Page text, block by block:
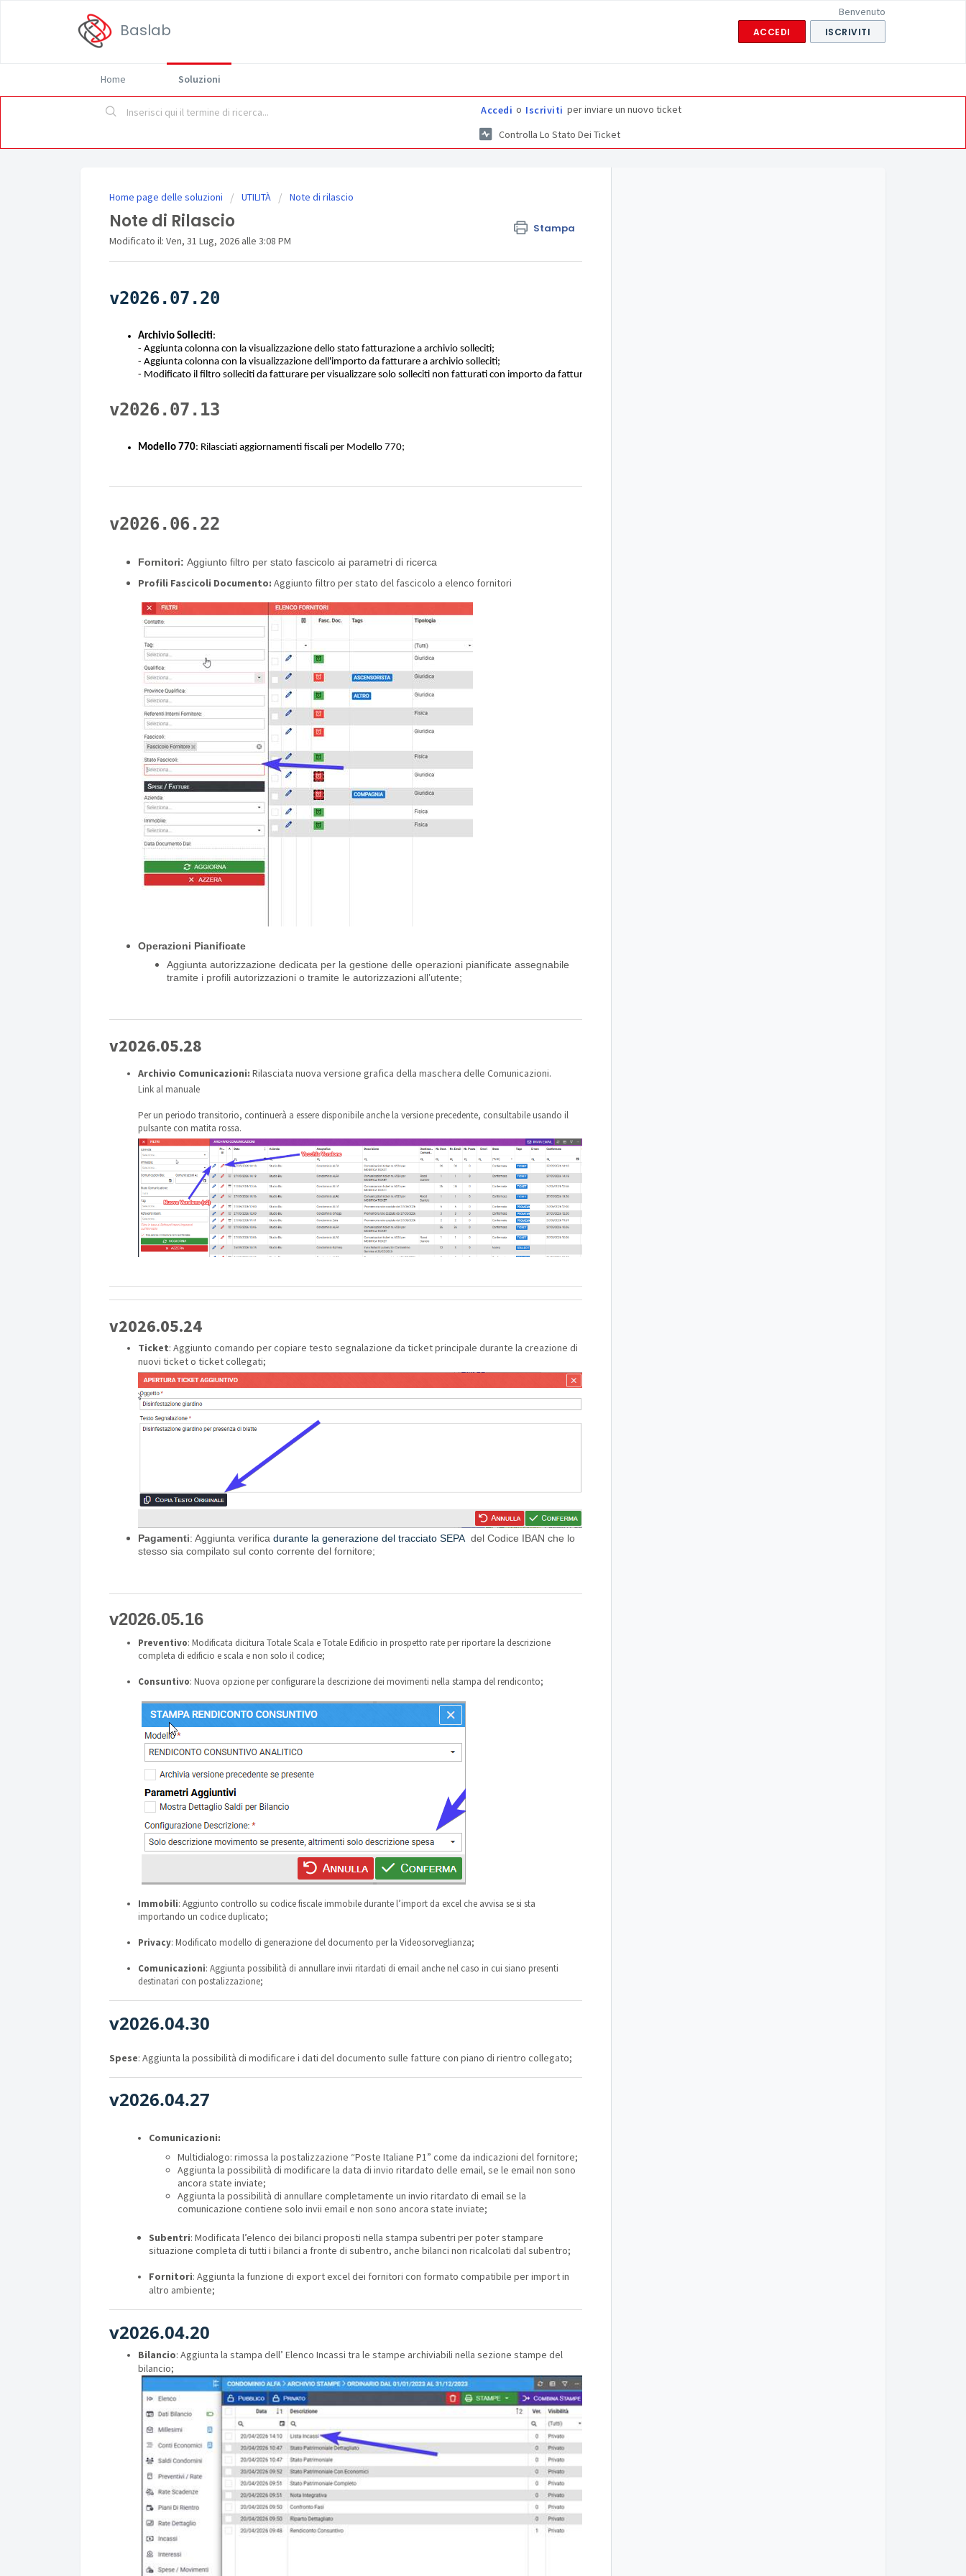
Baslab
Benvenuto
ACCEDI ISCRIVITI
Home Soluzioni
Accedi o Iscriviti per inviare un nuovo ticket
Controlla Lo Stato Dei Ticket
Home page delle soluzioni UTILITÀ Note di rilascio
Note di Rilascio Stampa
Modificato il: Ven, 31 Lug, 2026 alle 3:08 PM
v2026.07.20
Archivio Solleciti:
- Aggiunta colonna con la visualizzazione dello stato fatturazione a archivio solleciti;
- Aggiunta colonna con la visualizzazione dell'importo da fatturare a archivio solleciti;
- Modificato il filtro solleciti da fatturare per visualizzare solo solleciti non fatturati con importo da fatturare > 0.
v2026.07.13
Modello 770: Rilasciati aggiornamenti fiscali per Modello 770;
v2026.06.22
Fornitori: Aggiunto filtro per stato fascicolo ai parametri di ricerca
Profili Fascicoli Documento: Aggiunto filtro per stato del fascicolo a elenco fornitori
Operazioni Pianificate
Aggiunta autorizzazione dedicata per la gestione delle operazioni pianificate assegnabile
tramite i profili autorizzazioni o tramite le autorizzazioni all’utente;
v2026.05.28
Archivio Comunicazioni: Rilasciata nuova versione grafica della maschera delle Comunicazioni.
Link al manuale
Per un periodo transitorio, continuerà a essere disponibile anche la versione precedente, consultabile usando il
pulsante con matita rossa.
v2026.05.24
Ticket: Aggiunto comando per copiare testo segnalazione da ticket principale durante la creazione di
nuovi ticket o ticket collegati;
Pagamenti: Aggiunta verifica durante la generazione del tracciato SEPA del Codice IBAN che lo
stesso sia compilato sul conto corrente del fornitore;
v2026.05.16
Preventivo: Modificata dicitura Totale Scala e Totale Edificio in prospetto rate per riportare la descrizione
completa di edificio e scala e non solo il codice;
Consuntivo: Nuova opzione per configurare la descrizione dei movimenti nella stampa del rendiconto;
Immobili: Aggiunto controllo su codice fiscale immobile durante l’import da excel che avvisa se si sta
importando un codice duplicato;
Privacy: Modificato modello di generazione del documento per la Videosorveglianza;
Comunicazioni: Aggiunta possibilità di annullare invii ritardati di email anche nel caso in cui siano presenti
destinatari con postalizzazione;
v2026.04.30
Spese: Aggiunta la possibilità di modificare i dati del documento sulle fatture con piano di rientro collegato;
v2026.04.27
Comunicazioni:
Multidialogo: rimossa la postalizzazione “Poste Italiane P1” come da indicazioni del fornitore;
Aggiunta la possibilità di modificare la data di invio ritardato delle email, se le email non sono
ancora state inviate;
Aggiunta la possibilità di annullare completamente un invio ritardato di email se la
comunicazione contiene solo invii email e non sono ancora state inviate;
Subentri: Modificata l’elenco dei bilanci proposti nella stampa subentri per poter stampare
situazione completa di tutti i bilanci a fronte di subentro, anche bilanci non ricalcolati dal subentro;
Fornitori: Aggiunta la funzione di export excel dei fornitori con formato compatibile per import in
altro ambiente;
v2026.04.20
Bilancio: Aggiunta la stampa dell’ Elenco Incassi tra le stampe archiviabili nella sezione stampe del
bilancio;